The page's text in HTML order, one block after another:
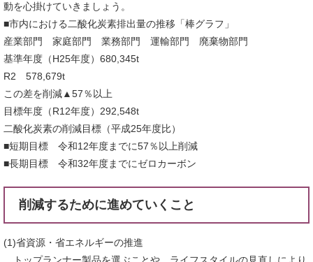
動を心掛けていきましょう。
■市内における二酸化炭素排出量の推移「棒グラフ」
産業部門 家庭部門 業務部門 運輸部門 廃棄物部門
基準年度（H25年度）680,345t
R2 578,679t
この差を削減▲57％以上
目標年度（R12年度）292,548t
二酸化炭素の削減目標（平成25年度比）
■短期目標 令和12年度までに57％以上削減
■長期目標 令和32年度までにゼロカーボン
削減するために進めていくこと
(1)省資源・省エネルギーの推進